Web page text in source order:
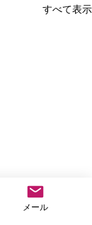
すべて表示
メール